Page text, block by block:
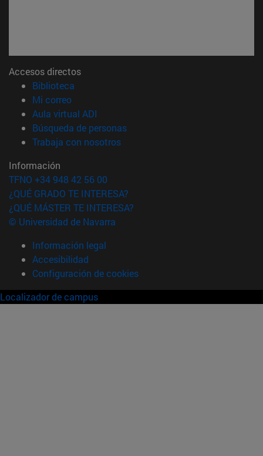
Accesos directos
Biblioteca
Mi correo(abre en nueva ventana)
Aula virtual ADI
Búsqueda de personas(abre en nueva ventana)
Trabaja con nosotros(abre en nueva ventana)
Información
TFNO +34 948 42 56 00
¿QUÉ GRADO TE INTERESA?
¿QUÉ MÁSTER TE INTERESA?
© Universidad de Navarra
Información legal
Accesibilidad
Configuración de cookies
Localizador de campus